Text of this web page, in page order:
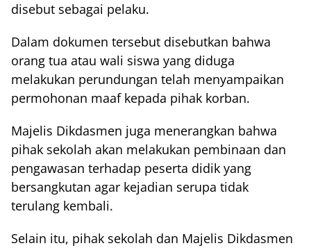
disebut sebagai pelaku.
Dalam dokumen tersebut disebutkan bahwa
orang tua atau wali siswa yang diduga
melakukan perundungan telah menyampaikan
permohonan maaf kepada pihak korban.
Majelis Dikdasmen juga menerangkan bahwa
pihak sekolah akan melakukan pembinaan dan
pengawasan terhadap peserta didik yang
bersangkutan agar kejadian serupa tidak
terulang kembali.
Selain itu, pihak sekolah dan Majelis Dikdasmen